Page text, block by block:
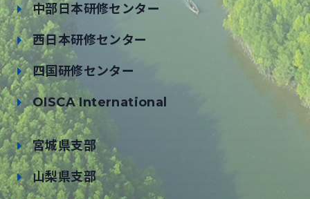
中部日本研修センター
西日本研修センター
四国研修センター
OISCA International
宮城県支部
山梨県支部